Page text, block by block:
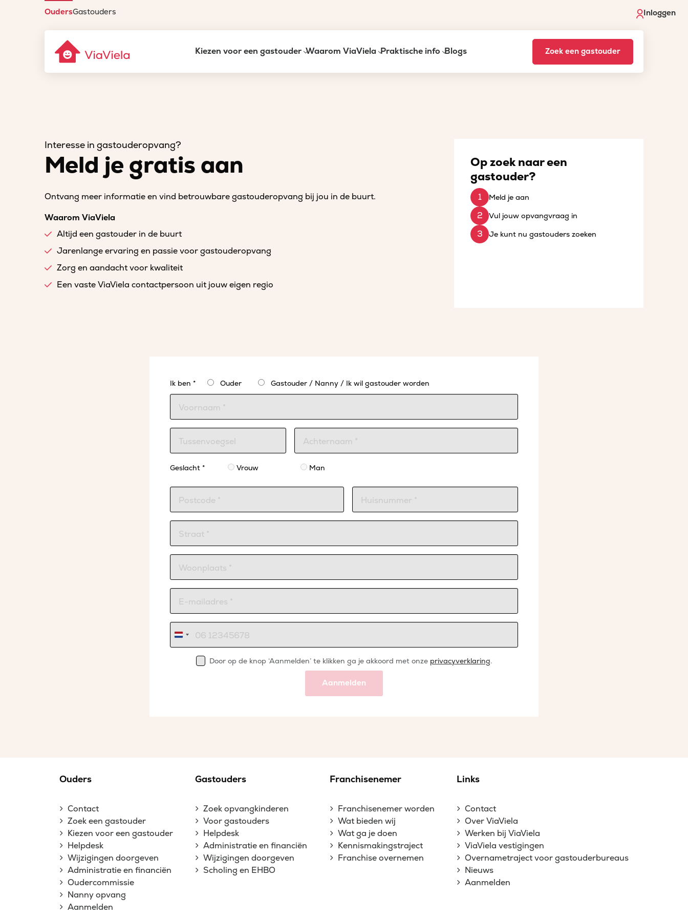
OudersGastouders Inloggen
Kiezen voor een gastouder Waarom ViaViela Praktische info Blogs Zoek een gastouder
Interesse in gastouderopvang?
Meld je gratis aan
Ontvang meer informatie en vind betrouwbare gastouderopvang bij jou in de buurt.
Waarom ViaViela
Altijd een gastouder in de buurt
Jarenlange ervaring en passie voor gastouderopvang
Zorg en aandacht voor kwaliteit
Een vaste ViaViela contactpersoon uit jouw eigen regio
Op zoek naar een
gastouder?
Meld je aan
Vul jouw opvangvraag in
Je kunt nu gastouders zoeken
Ik ben * Ouder Gastouder / Nanny / Ik wil gastouder worden
Geslacht * Vrouw Man
Nederland
+31
Door op de knop ‘Aanmelden’ te klikken ga je akkoord met onze privacyverklaring.
Aanmelden
Ouders
Contact
Zoek een gastouder
Kiezen voor een gastouder
Helpdesk
Wijzigingen doorgeven
Administratie en financiën
Oudercommissie
Nanny opvang
Aanmelden
Gastouders
Zoek opvangkinderen
Voor gastouders
Helpdesk
Administratie en financiën
Wijzigingen doorgeven
Scholing en EHBO
Franchisenemer
Franchisenemer worden
Wat bieden wij
Wat ga je doen
Kennismakingstraject
Franchise overnemen
Links
Contact
Over ViaViela
Werken bij ViaViela
ViaViela vestigingen
Overnametraject voor gastouderbureaus
Nieuws
Aanmelden